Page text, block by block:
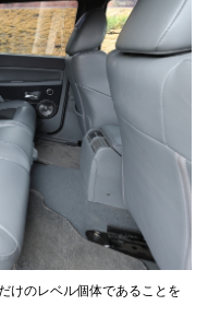
けのレベル個体であることを